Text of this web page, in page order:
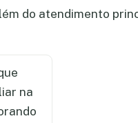
do atendimento
na